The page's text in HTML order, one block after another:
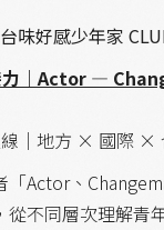
味好感少年家
力｜Actor —
線｜地方 × 國際 ×
「Actor、
從不同層次理解青